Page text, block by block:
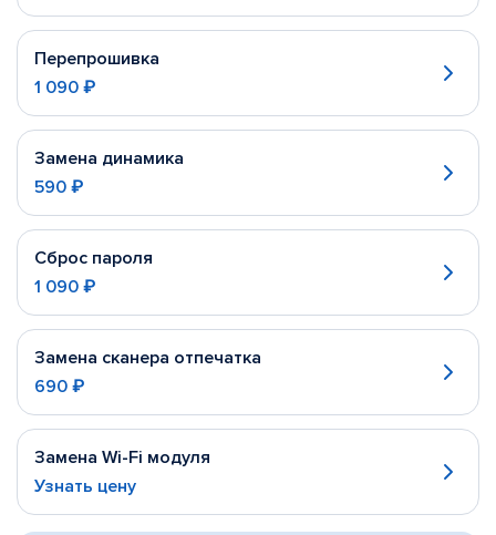
Перепрошивка
1 090 ₽
Замена динамика
590 ₽
Сброс пароля
1 090 ₽
Замена сканера отпечатка
690 ₽
Замена Wi-Fi модуля
Узнать цену